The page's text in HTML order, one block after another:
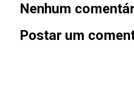
Nenhum
Postar um